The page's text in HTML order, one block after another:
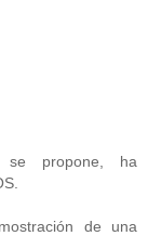
se propone, ha
de una